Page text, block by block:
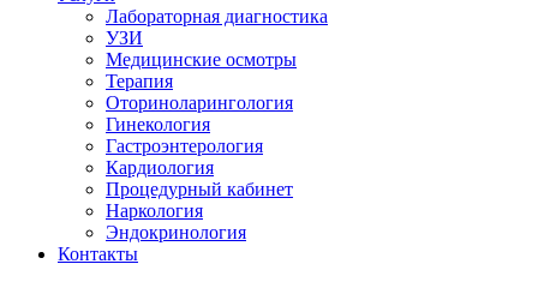
Лабораторная диагностика
УЗИ
Медицинские осмотры
Терапия
Оториноларингология
Гинекология
Гастроэнтерология
Кардиология
Процедурный кабинет
Наркология
Эндокринология
Контакты